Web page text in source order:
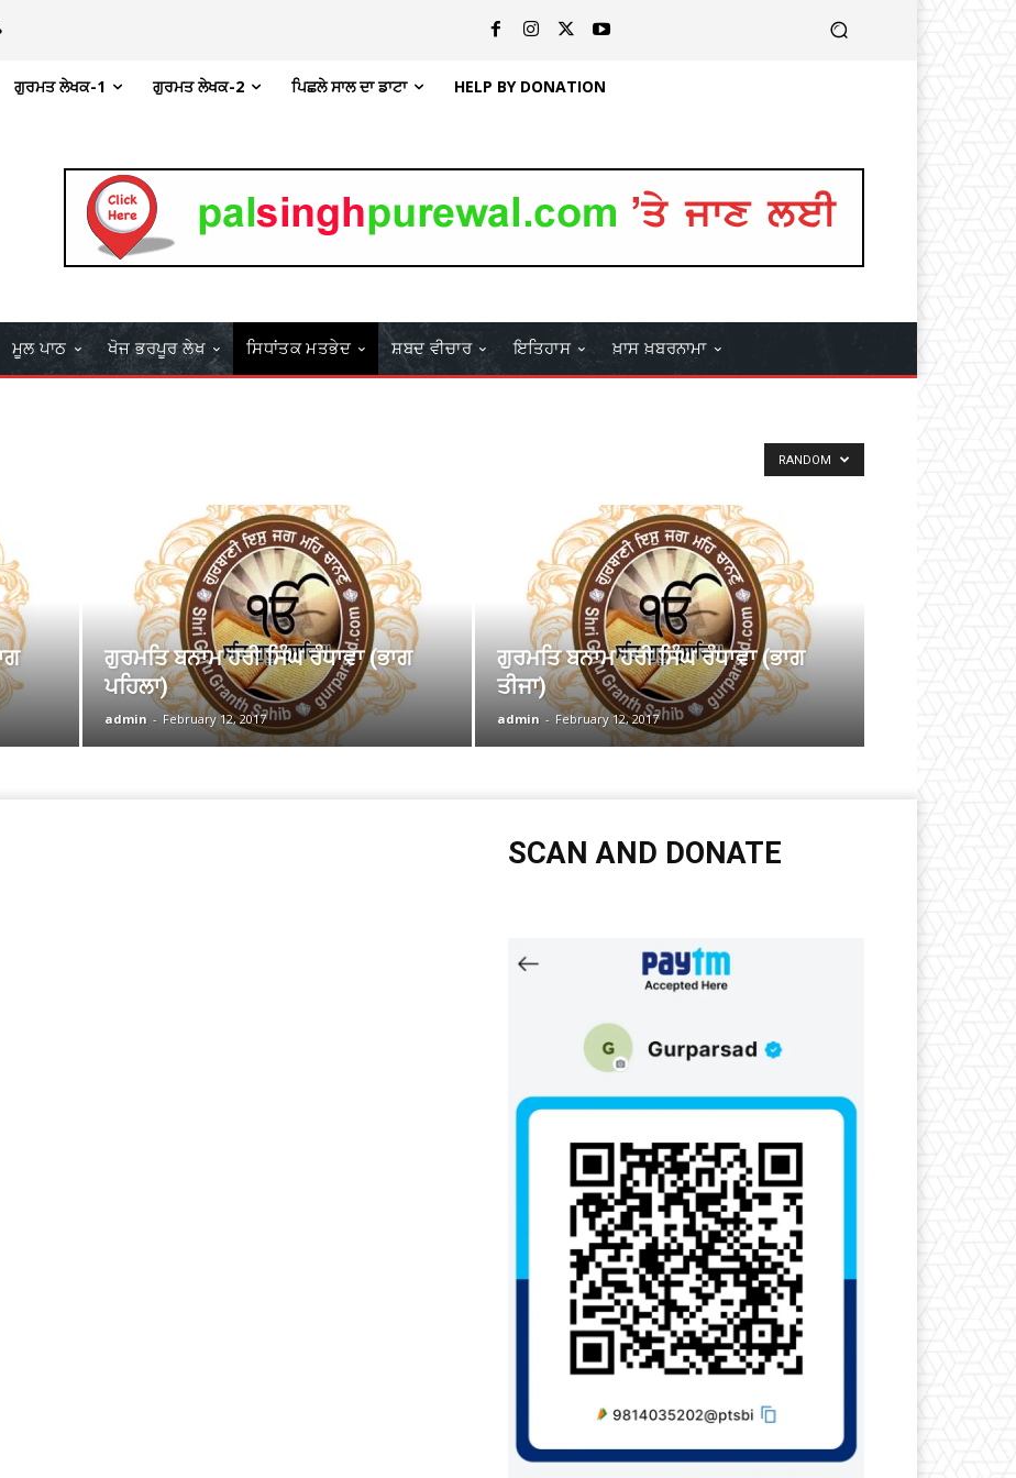
ਗੁਰਮਤ ਲੇਖਕ-1 ਗੁਰਮਤ ਲੇਖਕ-2 ਪਿਛਲੇ ਸਾਲ ਦਾ ਡਾਟਾ HELP BY DONATION
ਮੂਲ ਪਾਠ ਖੋਜ ਭਰਪੂਰ ਲੇਖ ਸਿਧਾਂਤਕ ਮਤਭੇਦ ਸ਼ਬਦ ਵੀਚਾਰ ਇਤਿਹਾਸ ਖ਼ਾਸ ਖ਼ਬਰਨਾਮਾ
RANDOM
ਗੁਰਮਤਿ ਬਨਾਮ ਹਰੀ ਸਿੰਘ ਰੰਧਾਵਾ (ਭਾਗ
ਪਹਿਲਾ)
admin - February 12, 2017
ਗੁਰਮਤਿ ਬਨਾਮ ਹਰੀ ਸਿੰਘ ਰੰਧਾਵਾ (ਭਾਗ
ਤੀਜਾ)
admin - February 12, 2017
SCAN AND DONATE